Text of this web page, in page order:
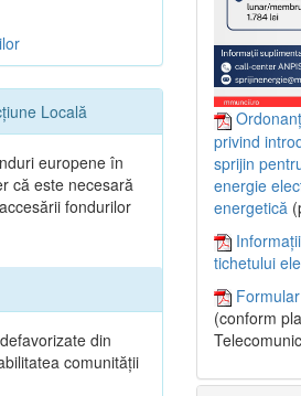
Locală
europene în
că este necesară
fondurilor
din
comunității
privind
sprijin
energie
energetică
tichetului
(conform